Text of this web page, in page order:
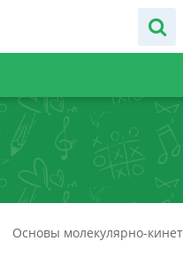
Основы молекулярно-